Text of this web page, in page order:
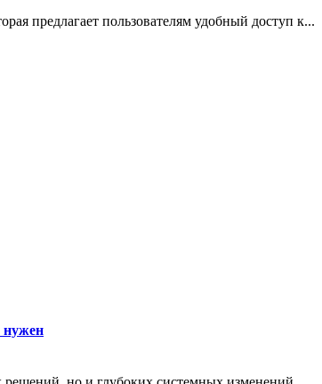
предлагает пользователям удобный доступ к...
нужен